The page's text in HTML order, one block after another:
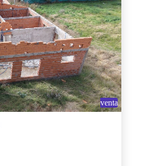
venta